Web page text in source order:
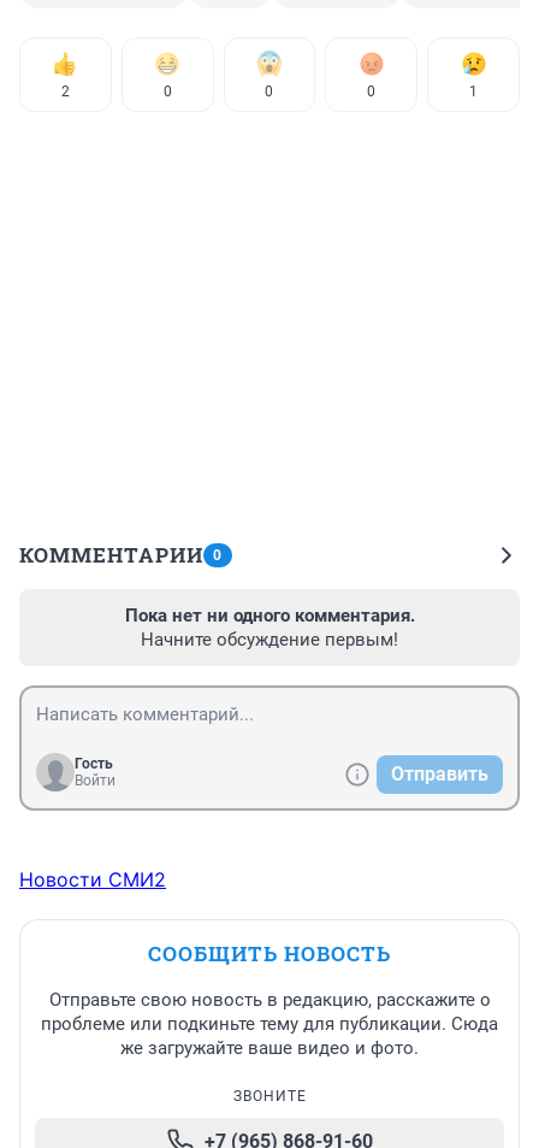
2 0 0 0 1
КОММЕНТАРИИ 0
Пока нет ни одного комментария.
Начните обсуждение первым!
Гость
Войти
Отправить
Новости СМИ2
СООБЩИТЬ НОВОСТЬ
Отправьте свою новость в редакцию, расскажите о
проблеме или подкиньте тему для публикации. Сюда
же загружайте ваше видео и фото.
ЗВОНИТЕ
+7 (965) 868-91-60